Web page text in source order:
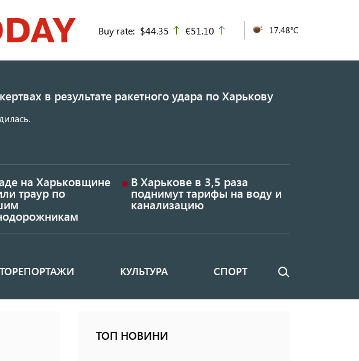
Buy rate: $44.35 up
€51.10 17.48°C
в результате ракетного удара по Харькову
на Харьковщине
траур по
В Харькове в 3,5 раза
поднимут тарифы на воду и
канализацию
КУЛЬТУРА СПОРТ Поиск
ТОП НОВИНИ